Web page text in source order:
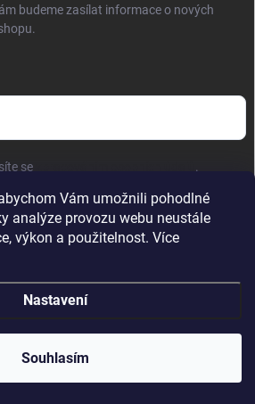
Vám umožnili pohodlné
analýze provozu webu neustále
výkon a použitelnost. Více
Nastavení
Souhlasím
prázdniny! 🧡 | Vaše objednávky
budeme zasílat informace o nových
se .
. Všechna práva vyhrazena.Upravit
nastavení cookies